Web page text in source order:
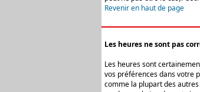
Revenir en haut de page
Les heures ne sont pas
Les heures sont
vos préférences dans votre
comme la plupart des